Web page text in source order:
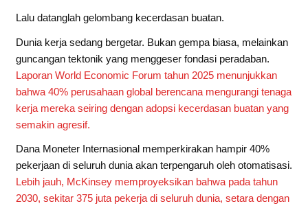
Lalu datanglah gelombang kecerdasan buatan.
Dunia kerja sedang bergetar. Bukan gempa biasa, melainkan
guncangan tektonik yang menggeser fondasi peradaban.
Laporan World Economic Forum tahun 2025 menunjukkan
bahwa 40% perusahaan global berencana mengurangi tenaga
kerja mereka seiring dengan adopsi kecerdasan buatan yang
semakin agresif.
Dana Moneter Internasional memperkirakan hampir 40%
pekerjaan di seluruh dunia akan terpengaruh oleh otomatisasi.
Lebih jauh, McKinsey memproyeksikan bahwa pada tahun
2030, sekitar 375 juta pekerja di seluruh dunia, setara dengan